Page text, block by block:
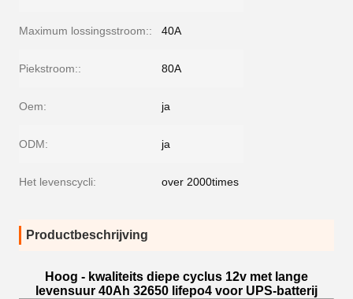
Maximum lossingsstroom:: 40A
Piekstroom:: 80A
Oem: ja
ODM: ja
Het levenscycli: over 2000times
Productbeschrijving
Hoog - kwaliteits diepe cyclus 12v met lange
levensuur 40Ah 32650 lifepo4 voor UPS-batterij